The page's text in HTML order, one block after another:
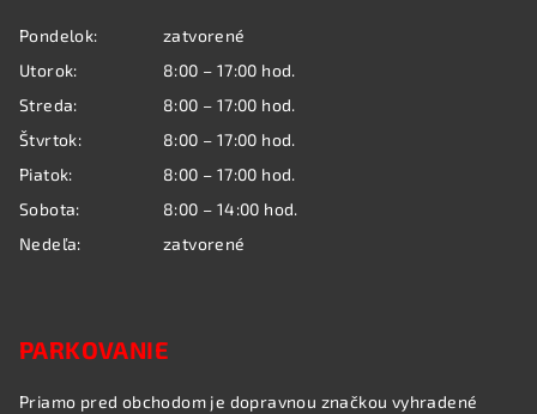
Pondelok:
zatvorené
Utorok:
8:00 – 17:00 hod.
Streda:
8:00 – 17:00 hod.
Štvrtok:
8:00 – 17:00 hod.
Piatok:
8:00 – 17:00 hod.
Sobota:
8:00 – 14:00 hod.
Nedeľa:
zatvorené
PARKOVANIE
Priamo pred obchodom je dopravnou značkou vyhradené